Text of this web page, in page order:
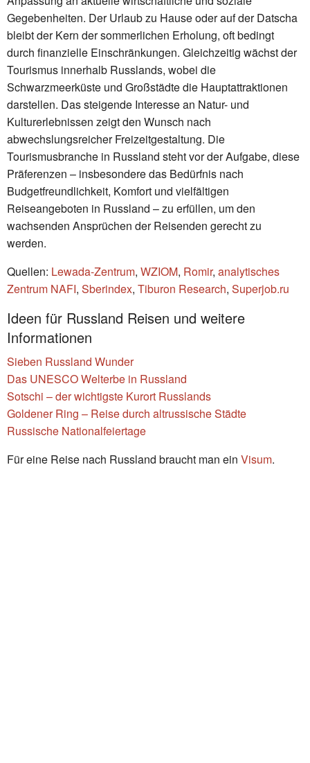
Gegebenheiten. Der Urlaub zu Hause oder auf der Datscha
bleibt der Kern der sommerlichen Erholung, oft bedingt
durch finanzielle Einschränkungen. Gleichzeitig wächst der
Tourismus innerhalb Russlands, wobei die
Schwarzmeerküste und Großstädte die Hauptattraktionen
darstellen. Das steigende Interesse an Natur- und
Kulturerlebnissen zeigt den Wunsch nach
abwechslungsreicher Freizeitgestaltung. Die
Tourismusbranche in Russland steht vor der Aufgabe, diese
Präferenzen – insbesondere das Bedürfnis nach
Budgetfreundlichkeit, Komfort und vielfältigen
Reiseangeboten in Russland – zu erfüllen, um den
wachsenden Ansprüchen der Reisenden gerecht zu
werden.
Quellen: Lewada-Zentrum, WZIOM, Romir, analytisches
Zentrum NAFI, Sberindex, Tiburon Research, Superjob.ru
Ideen für Russland Reisen und weitere
Informationen
Sieben Russland Wunder
Das UNESCO Welterbe in Russland
Sotschi – der wichtigste Kurort Russlands
Goldener Ring – Reise durch altrussische Städte
Russische Nationalfeiertage
Für eine Reise nach Russland braucht man ein Visum.